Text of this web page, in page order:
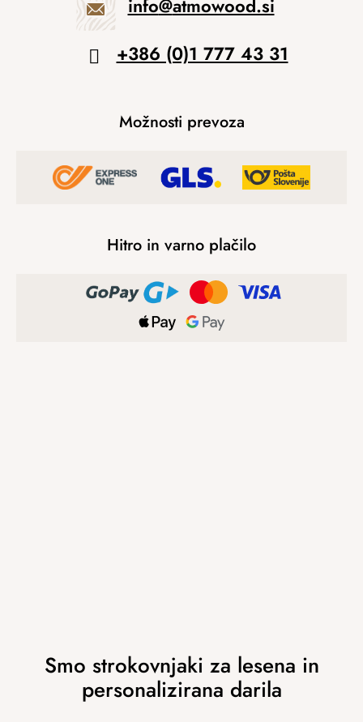
info@atmowood.si
+386 (0)1 777 43 31
Možnosti prevoza
Hitro in varno plačilo